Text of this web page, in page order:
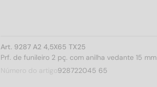
Art. 9287 A2 4,5X65 TX25
Prf. de funileiro 2 pç. com anilha vedante 15 mm
Número do artigo928722045 65